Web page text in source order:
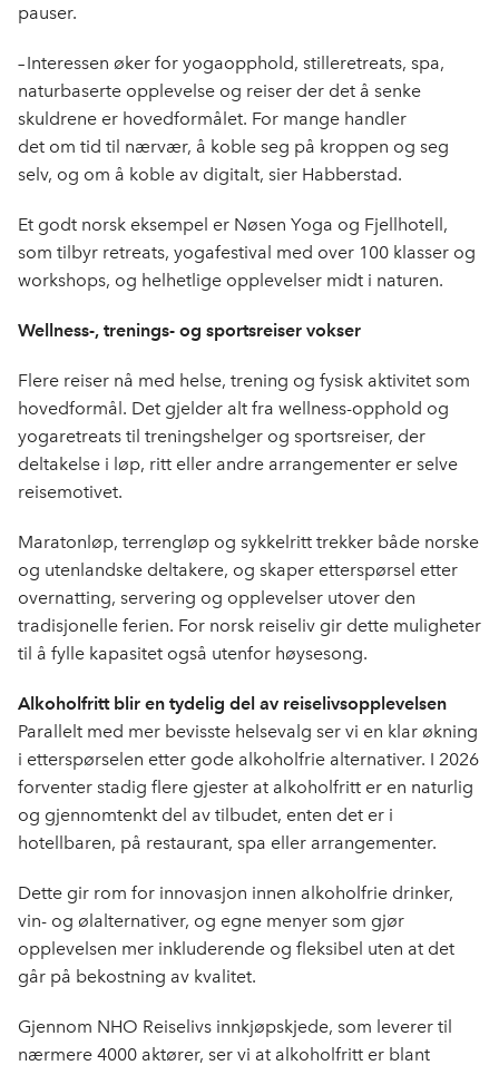
pauser.
– Interessen øker for yogaopphold, stilleretreats, spa,
naturbaserte opplevelse og reiser der det å senke
skuldrene er hovedformålet. For mange handler
det om tid til nærvær, å koble seg på kroppen og seg
selv, og om å koble av digitalt, sier Habberstad.
Et godt norsk eksempel er Nøsen Yoga og Fjellhotell,
som tilbyr retreats, yogafestival med over 100 klasser og
workshops, og helhetlige opplevelser midt i naturen.
Wellness-, trenings- og sportsreiser vokser
Flere reiser nå med helse, trening og fysisk aktivitet som
hovedformål. Det gjelder alt fra wellness-opphold og
yogaretreats til treningshelger og sportsreiser, der
deltakelse i løp, ritt eller andre arrangementer er selve
reisemotivet.
Maratonløp, terrengløp og sykkelritt trekker både norske
og utenlandske deltakere, og skaper etterspørsel etter
overnatting, servering og opplevelser utover den
tradisjonelle ferien. For norsk reiseliv gir dette muligheter
til å fylle kapasitet også utenfor høysesong.
Alkoholfritt blir en tydelig del av reiselivsopplevelsen
Parallelt med mer bevisste helsevalg ser vi en klar økning
i etterspørselen etter gode alkoholfrie alternativer. I 2026
forventer stadig flere gjester at alkoholfritt er en naturlig
og gjennomtenkt del av tilbudet, enten det er i
hotellbaren, på restaurant, spa eller arrangementer.
Dette gir rom for innovasjon innen alkoholfrie drinker,
vin- og ølalternativer, og egne menyer som gjør
opplevelsen mer inkluderende og fleksibel uten at det
går på bekostning av kvalitet.
Gjennom NHO Reiselivs innkjøpskjede, som leverer til
nærmere 4000 aktører, ser vi at alkoholfritt er blant